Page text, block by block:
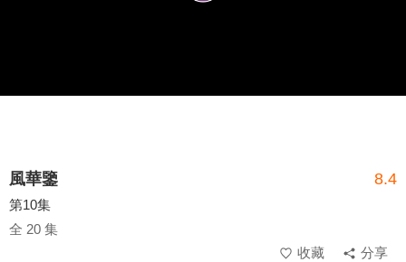
風華鑒 8.4
第10集
全 20 集
收藏
分享